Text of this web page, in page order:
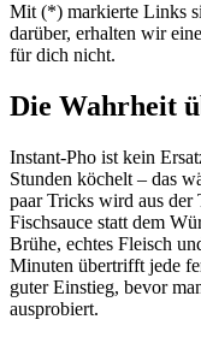
Mit (*) markierte Links
darüber, erhalten wir
für dich nicht.
Die Wahrheit
Instant-Pho ist kein
Stunden köchelt – das
paar Tricks wird aus der
Fischsauce statt dem
Brühe, echtes Fleisch
Minuten übertrifft jede
guter Einstieg, bevor
ausprobiert.